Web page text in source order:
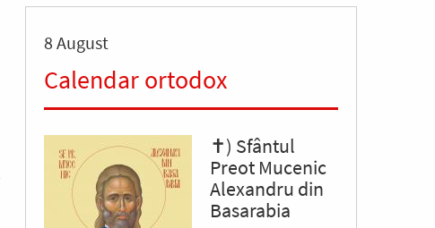
8 August
Calendar ortodox
✝) Sfântul
Preot Mucenic
Alexandru din
Basarabia